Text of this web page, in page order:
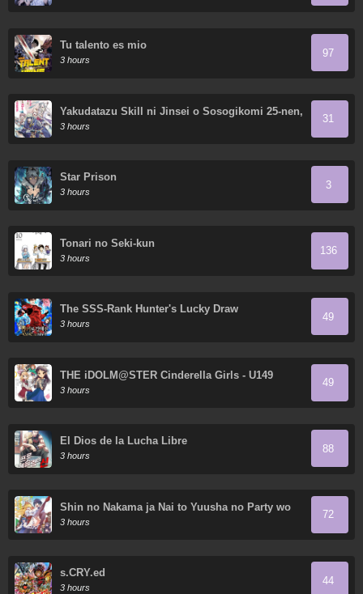
Tu talento es mio
3 hours
97
Yakudatazu Skill ni Jinsei o Sosogikomi 25-nen,
Imasara Saikyou no Boukentan Midori Kashi no
Akira
3 hours
31
Star Prison
3 hours
3
Tonari no Seki-kun
3 hours
136
The SSS-Rank Hunter's Lucky Draw
3 hours
49
THE iDOLM@STER Cinderella Girls - U149
3 hours
49
El Dios de la Lucha Libre
3 hours
88
Shin no Nakama ja Nai to Yuusha no Party wo
Oidasareta node, Henkyou de Slow Life suru
Koto ni Shimashita
3 hours
72
s.CRY.ed
3 hours
44